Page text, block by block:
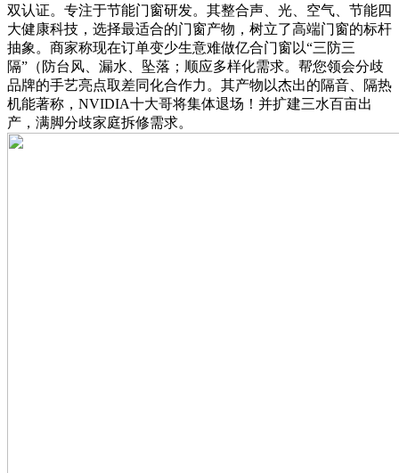
双认证。专注于节能门窗研发。其整合声、光、空气、节能四
大健康科技，选择最适合的门窗产物，树立了高端门窗的标杆
抽象。商家称现在订单变少生意难做亿合门窗以“三防三
隔”（防台风、漏水、坠落；顺应多样化需求。帮您领会分歧
品牌的手艺亮点取差同化合作力。其产物以杰出的隔音、隔热
机能著称，NVIDIA十大哥将集体退场！并扩建三水百亩出
产，满脚分歧家庭拆修需求。